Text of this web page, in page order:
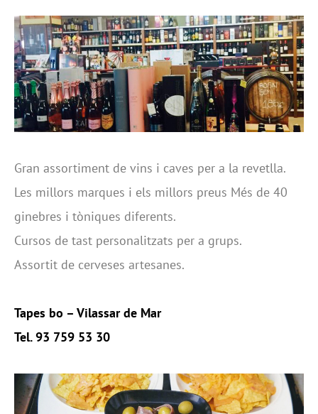
Gran assortiment de vins i caves per a la revetlla.
Les millors marques i els millors preus Més de 40
ginebres i tòniques diferents.
Cursos de tast personalitzats per a grups.
Assortit de cerveses artesanes.
Tapes bo – Vilassar de Mar
Tel. 93 759 53 30